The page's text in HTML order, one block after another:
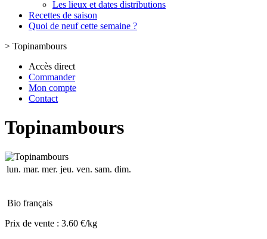
Les lieux et dates distributions
Recettes de saison
Quoi de neuf cette semaine ?
> Topinambours
Accès direct
Commander
Mon compte
Contact
Topinambours
lun. mar. mer. jeu. ven. sam. dim.
Bio français
Prix de vente : 3.60 €/kg